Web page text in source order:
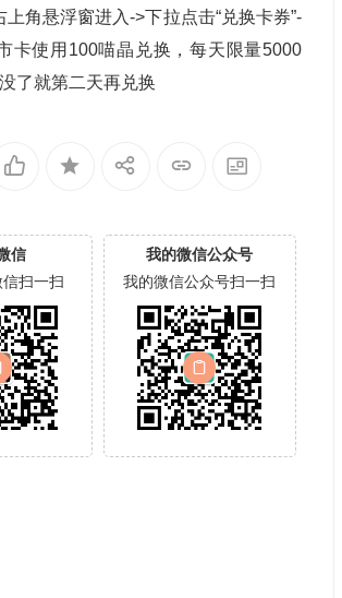
上角悬浮窗进入->下拉点击“兑换卡券”-
卡使用100喵晶兑换，每天限量5000
了就第二天再兑换
信
扫一扫
我的微信公众号
我的微信公众号扫一扫